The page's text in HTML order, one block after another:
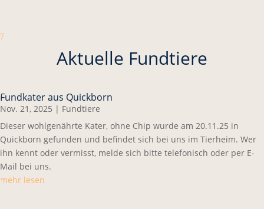
7
Aktuelle Fundtiere
Fundkater aus Quickborn
Nov. 21, 2025 | Fundtiere
Dieser wohlgenährte Kater, ohne Chip wurde am 20.11.25 in
Quickborn gefunden und befindet sich bei uns im Tierheim. Wer
ihn kennt oder vermisst, melde sich bitte telefonisch oder per E-
Mail bei uns.
mehr lesen